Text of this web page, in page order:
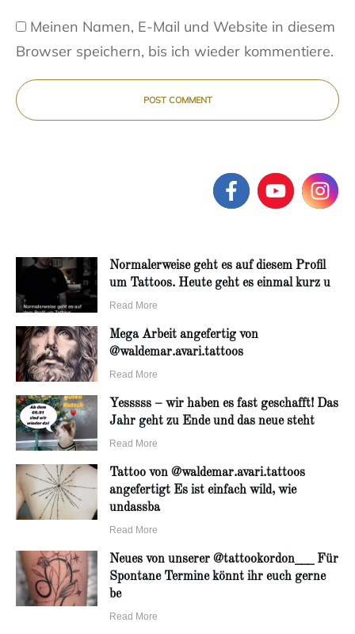
Meinen Namen, E-Mail und Website in diesem
Browser speichern, bis ich wieder kommentiere.
POST COMMENT
Normalerweise geht es auf diesem Profil
um Tattoos. Heute geht es einmal kurz u
Read More
Mega Arbeit angefertig von
@waldemar.avari.tattoos
Read More
Yesssss – wir haben es fast geschafft! Das
Jahr geht zu Ende und das neue steht
Read More
Tattoo von @waldemar.avari.tattoos
angefertigt Es ist einfach wild, wie
undassba
Read More
Neues von unserer @tattookordon___ Für
Spontane Termine könnt ihr euch gerne
be
Read More